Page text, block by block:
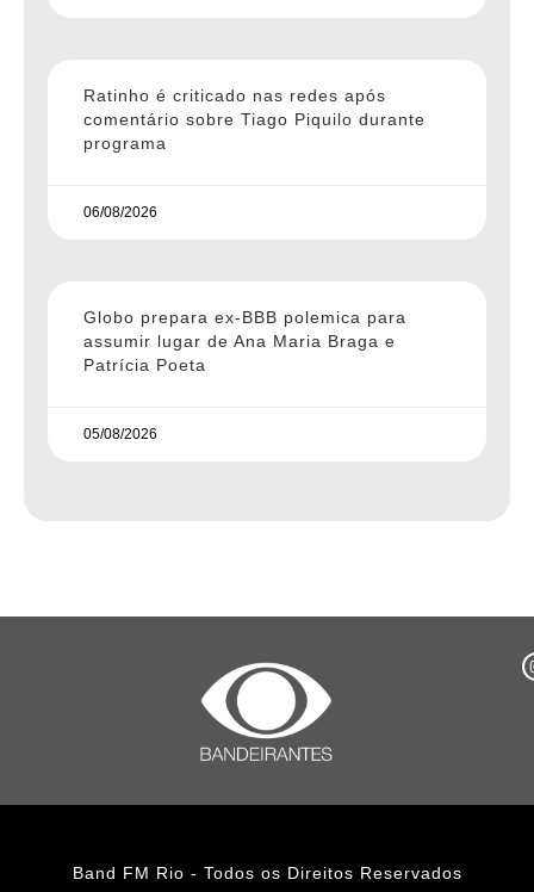
Ratinho é criticado nas redes após
comentário sobre Tiago Piquilo durante
programa
06/08/2026
Globo prepara ex-BBB polemica para
assumir lugar de Ana Maria Braga e
Patrícia Poeta
05/08/2026
Band FM Rio - Todos os Direitos Reservados